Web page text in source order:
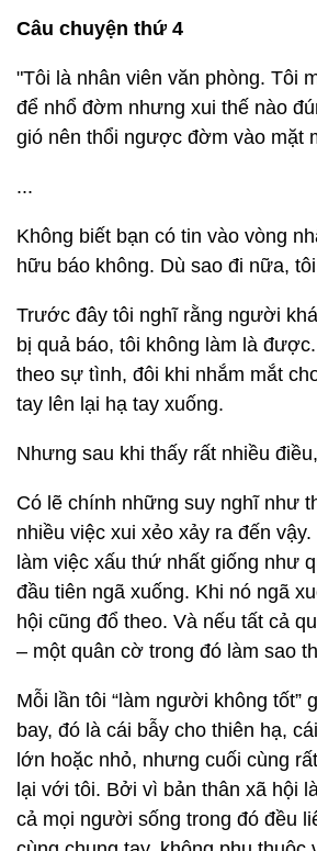
Câu chuyện thứ 4
"Tôi là nhân viên văn phòng. Tôi
để nhổ đờm nhưng xui thế nào
gió nên thổi ngược đờm vào mặt
...
Không biết bạn có tin vào vòng
hữu báo không. Dù sao đi nữa,
Trước đây tôi nghĩ rằng người
bị quả báo, tôi không làm là
theo sự tình, đôi khi nhắm mắt
tay lên lại hạ tay xuống.
Nhưng sau khi thấy rất nhiều
Có lẽ chính những suy nghĩ như
nhiều việc xui xẻo xảy ra đến
làm việc xấu thứ nhất giống như
đầu tiên ngã xuống. Khi nó ngã
hội cũng đổ theo. Và nếu tất cả
– một quân cờ trong đó làm sao
Mỗi lần tôi “làm người không tốt”
bay, đó là cái bẫy cho thiên hạ,
lớn hoặc nhỏ, nhưng cuối cùng
lại với tôi. Bởi vì bản thân xã hội
cả mọi người sống trong đó đều